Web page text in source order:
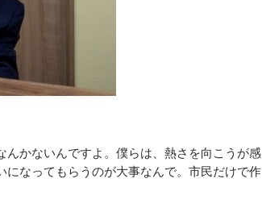
かないんですよ。僕らは、熱さを向こうが感
なってもらうのが大事なんで。市民だけで作